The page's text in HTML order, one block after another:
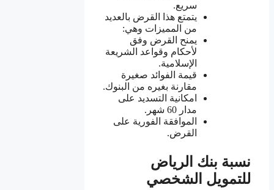
سريع.
يتمتع هذا القرض بالعديد
من المميزات وهي:
يمنح القرض وفق
لأحكام وقواعد الشريعة
الإسلامية.
قيمة الفوائد صغيرة
مقارنة بغيره من البنوك.
امكانية التسديد على
مدار 60 شهر.
الموافقة الفورية على
القرض.
نسبة بنك الرياض
للتمويل الشخصي